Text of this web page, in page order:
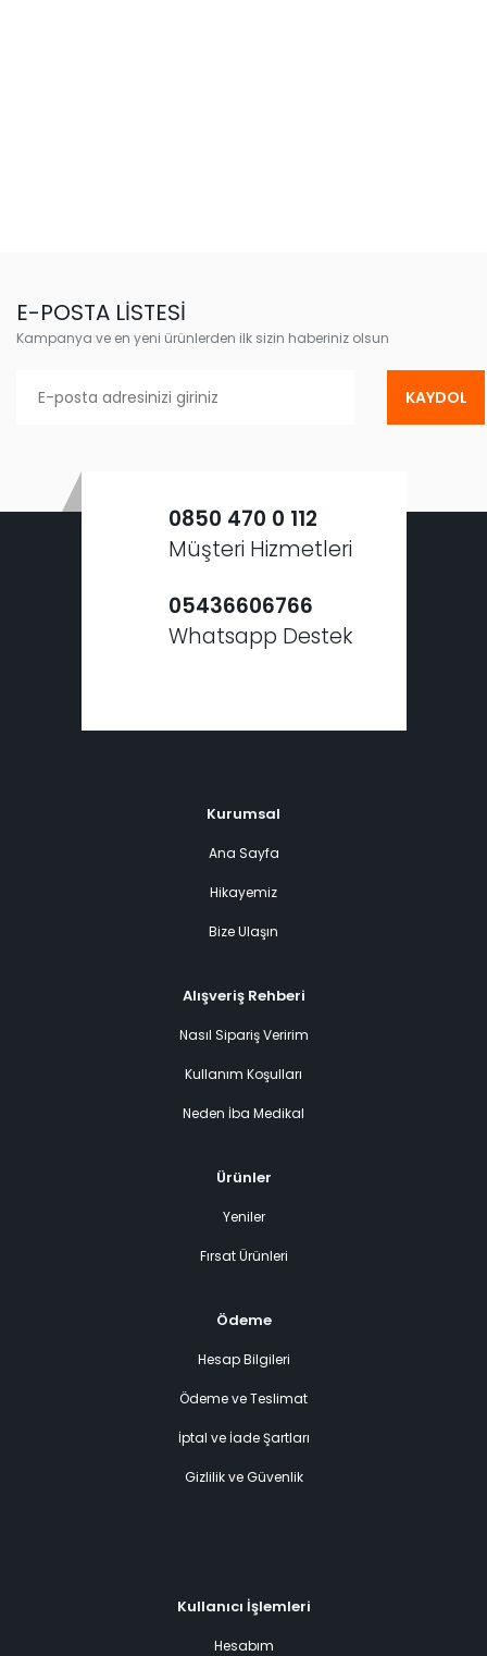
E-POSTA LİSTESİ
Kampanya ve en yeni ürünlerden ilk sizin haberiniz olsun
KAYDOL
0850 470 0 112
Müşteri Hizmetleri
05436606766
Whatsapp Destek
Kurumsal
Ana Sayfa
Hikayemiz
Bize Ulaşın
Alışveriş Rehberi
Nasıl Sipariş Veririm
Kullanım Koşulları
Neden İba Medikal
Ürünler
Yeniler
Fırsat Ürünleri
Ödeme
Hesap Bilgileri
Ödeme ve Teslimat
İptal ve İade Şartları
Gizlilik ve Güvenlik
Kullanıcı İşlemleri
Hesabım